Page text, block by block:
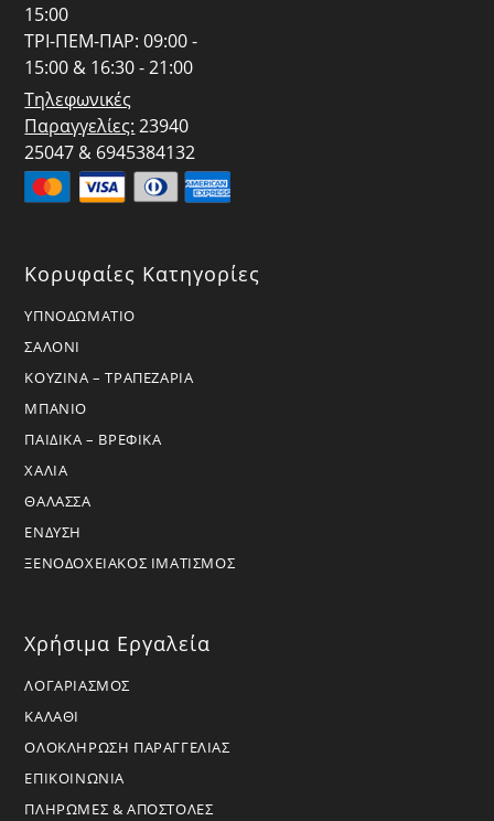
15:00
ΤΡΙ-ΠΕΜ-ΠΑΡ: 09:00 -
15:00 & 16:30 - 21:00
Τηλεφωνικές
Παραγγελίες: 23940
25047 & 6945384132
Κορυφαίες Κατηγορίες
ΥΠΝΟΔΩΜΑΤΙΟ
ΣΑΛΟΝΙ
ΚΟΥΖΙΝΑ – ΤΡΑΠΕΖΑΡΙΑ
ΜΠΑΝΙΟ
ΠΑΙΔΙΚΑ – ΒΡΕΦΙΚΑ
ΧΑΛΙΑ
ΘΑΛΑΣΣΑ
ΕΝΔΥΣΗ
ΞΕΝΟΔΟΧΕΙΑΚΟΣ ΙΜΑΤΙΣΜΟΣ
Χρήσιμα Εργαλεία
ΛΟΓΑΡΙΑΣΜΟΣ
ΚΑΛΑΘΙ
ΟΛΟΚΛΗΡΩΣΗ ΠΑΡΑΓΓΕΛΙΑΣ
ΕΠΙΚΟΙΝΩΝΙΑ
ΠΛΗΡΩΜΕΣ & ΑΠΟΣΤΟΛΕΣ